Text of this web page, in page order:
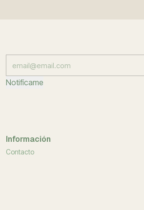
Notifícame
Información
Contacto